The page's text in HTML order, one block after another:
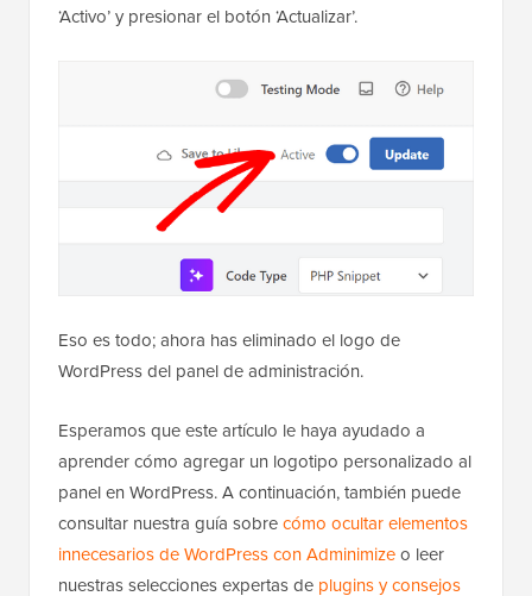
‘Activo’ y presionar el botón ‘Actualizar’.
Eso es todo; ahora has eliminado el logo de
WordPress del panel de administración.
Esperamos que este artículo le haya ayudado a
aprender cómo agregar un logotipo personalizado al
panel en WordPress. A continuación, también puede
consultar nuestra guía sobrecómo ocultar elementos
innecesarios de WordPress con Adminimizeo leer
nuestras selecciones expertas de plugins y consejos